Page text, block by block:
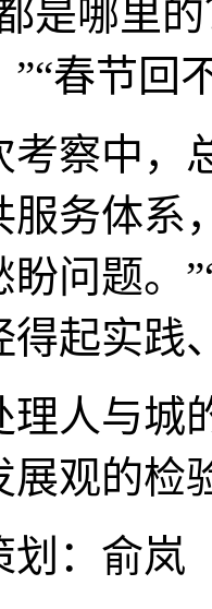
哪里的
”“春节回
中，总
服务体系
盼问题。
得起实践
与城的
展观的检
：俞岚